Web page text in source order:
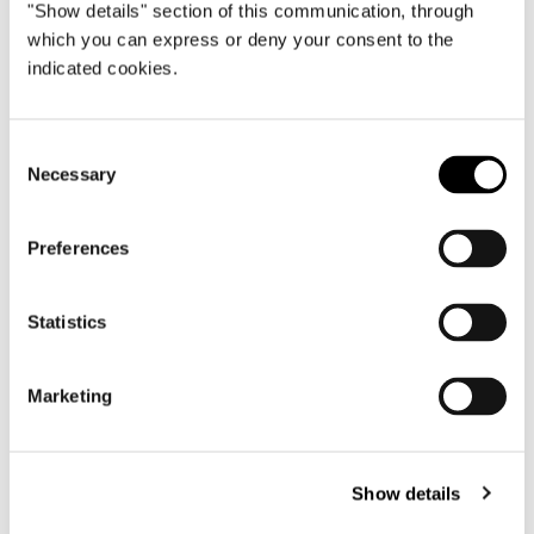
"Show details" section of this communication, through
which you can express or deny your consent to the
indicated cookies.
Selection
Necessary
Preferences
Statistics
Marketing
Show details
View More Residential
Projects